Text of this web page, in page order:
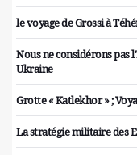
le voyage de Grossi à
Nous ne considérons pas
Ukraine
Grotte « Katlekhor » ;
La stratégie militaire des